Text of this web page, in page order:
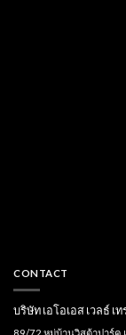
CONTACT
บริษัท เอโอเอส เวลธ์ เ
89/72 หมู่บ้านวิสต้าปาร์ค